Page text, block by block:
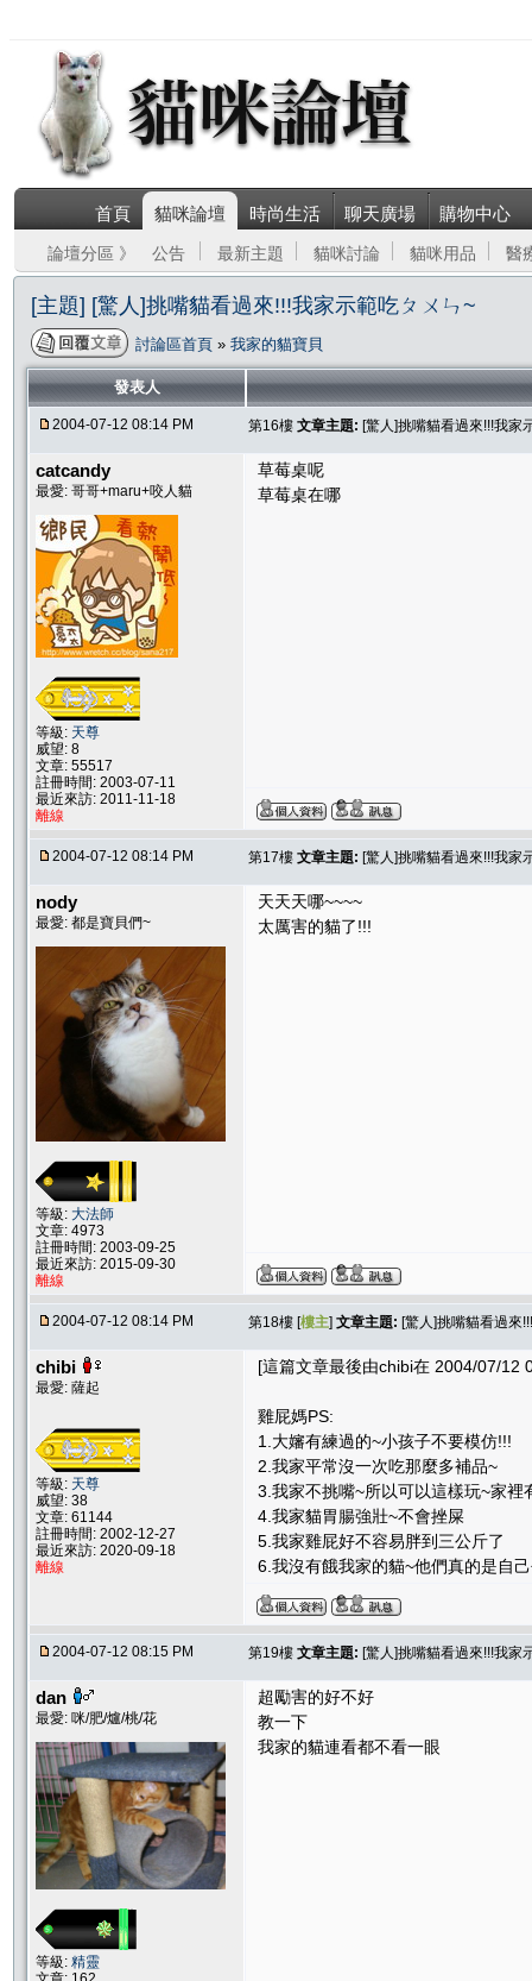
首頁 貓咪論壇 時尚生活 聊天廣場 購物中心
論壇分區 》 公告 最新主題 貓咪討論 貓咪用品 醫
[主題] [驚人]挑嘴貓看過來!!!我家示範吃ㄆㄨㄣ~
討論區首頁 » 我家的貓寶貝
發表人
2004-07-12 08:14 PM 第16樓 文章主題: [驚人]挑嘴貓看過來!!!我家
catcandy
最愛: 哥哥+maru+咬人貓
等級: 天尊
威望: 8
文章: 55517
註冊時間: 2003-07-11
最近來訪: 2011-11-18
離線
草莓桌呢
草莓桌在哪
2004-07-12 08:14 PM 第17樓 文章主題: [驚人]挑嘴貓看過來!!!我家
nody
最愛: 都是寶貝們~
等級: 大法師
文章: 4973
註冊時間: 2003-09-25
最近來訪: 2015-09-30
離線
天天天哪~~~~
太厲害的貓了!!!
2004-07-12 08:14 PM 第18樓 [樓主] 文章主題: [驚人]挑嘴貓看過來
chibi
最愛: 薩起
等級: 天尊
威望: 38
文章: 61144
註冊時間: 2002-12-27
最近來訪: 2020-09-18
離線
[這篇文章最後由chibi在 2004/07/12
雞屁媽PS:
1.大嬸有練過的~小孩子不要模仿!!!
2.我家平常沒一次吃那麼多補品~
3.我家不挑嘴~所以可以這樣玩~家
4.我家貓胃腸強壯~不會挫屎
5.我家雞屁好不容易胖到三公斤了
6.我沒有餓我家的貓~他們真的是自
2004-07-12 08:15 PM 第19樓 文章主題: [驚人]挑嘴貓看過來!!!我家
dan
最愛: 咪/肥/爐/桃/花
等級: 精靈
超勵害的好不好
教一下
我家的貓連看都不看一眼